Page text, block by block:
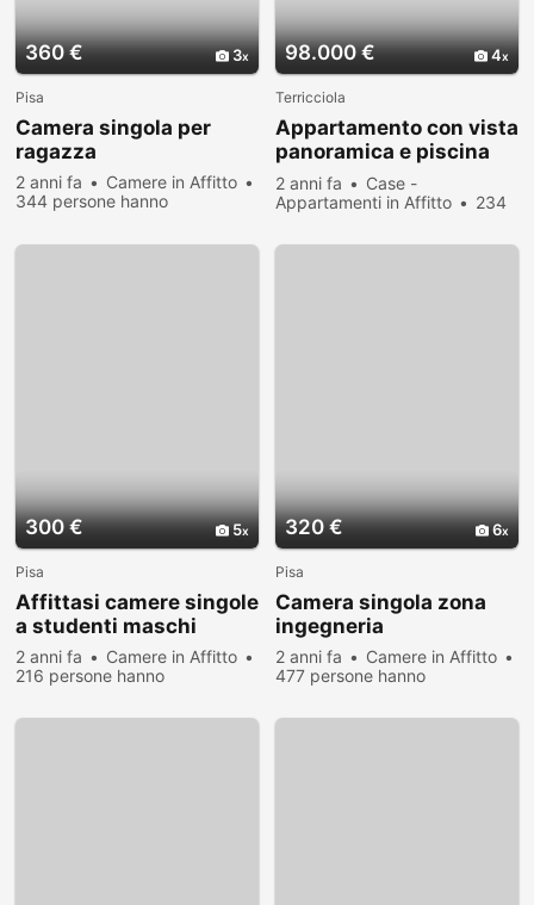
360 € 3
Pisa
Camera singola per
ragazza
2 anni fa
Camere in Affitto
344 persone hanno
98.000 € 4
Terricciola
Appartamento con vista
panoramica e piscina
con...
2 anni fa
Case -
Appartamenti in Affitto
234
300 € 5
Pisa
Affittasi camere singole
a studenti maschi
2 anni fa
Camere in Affitto
216 persone hanno
320 € 6
Pisa
Camera singola zona
ingegneria
2 anni fa
Camere in Affitto
477 persone hanno